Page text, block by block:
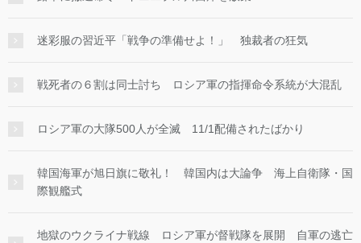
迷彩服の習近平「戦争の準備せよ！」 独裁者の狂気
戦死者の６割は同士討ち ロシア軍の指揮命令系統が大混乱
ロシア軍の大隊500人が全滅 11/1配備されたばかり
韓国海軍が旭日旗に敬礼！ 韓国内は大論争 海上自衛隊・国
際観艦式
地獄のウクライナ戦線 ロシア軍が督戦隊を展開 自軍の逃亡